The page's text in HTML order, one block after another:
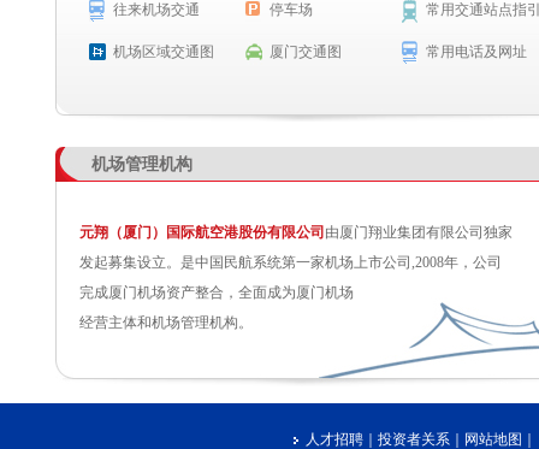
往来机场交通 停车场 常用交通站点指
机场区域交通图 厦门交通图 常用电话及网址
机场管理机构
元翔（厦门）国际航空港股份有限公司 由厦门翔业集团有限公司独家
发起募集设立。是中国民航系统第一家机场上市公司,2008年，公司
完成厦门机场资产整合，全面成为厦门机场
经营主体和机场管理机构。
人才招聘 投资者关系 网站地图